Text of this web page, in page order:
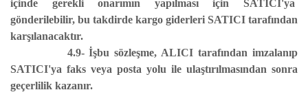
içinde gerekli onarımın yapılması için SATICI'ya
gönderilebilir, bu takdirde kargo giderleri SATICI tarafından
karşılanacaktır.
4.9- İşbu sözleşme, ALICI tarafından imzalanıp
SATICI'ya faks veya posta yolu ile ulaştırılmasından sonra
geçerlilik kazanır.